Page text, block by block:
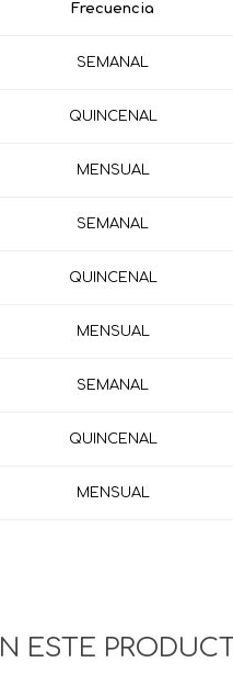
Frecuencia
SEMANAL
QUINCENAL
MENSUAL
SEMANAL
QUINCENAL
MENSUAL
SEMANAL
QUINCENAL
MENSUAL
ESTE